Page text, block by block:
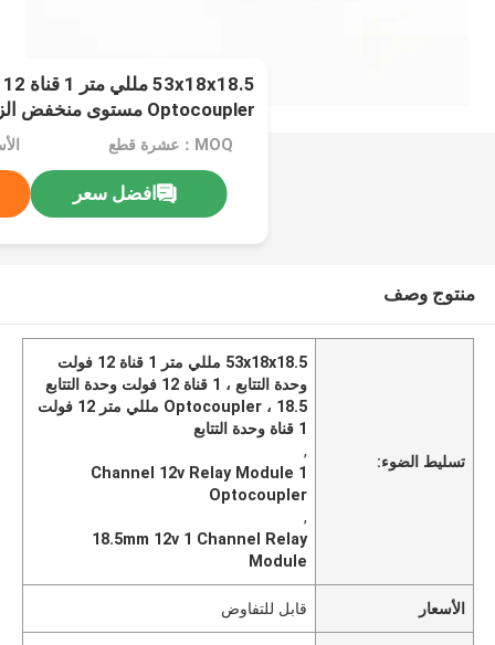
Optocoupler مستوى منخفض الزناد لوح تمديد
MOQ：عشرة قطع
افضل سعر
منتوج وصف
تسليط الضوء:
53x18x18.5 مللي متر 1 قناة 12 فولت
وحدة التتابع ، 1 قناة 12 فولت وحدة التتابع
Optocoupler ، 18.5 مللي متر 12 فولت
1 قناة وحدة التتابع
,
1 Channel 12v Relay Module
Optocoupler
,
18.5mm 12v 1 Channel Relay
Module
الأسعار قابل للتفاوض